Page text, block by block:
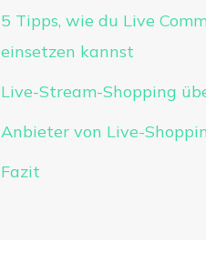
5 Tipps, wie du Live
einsetzen kannst
Live-Stream-Shopping
Anbieter von Live-
Fazit